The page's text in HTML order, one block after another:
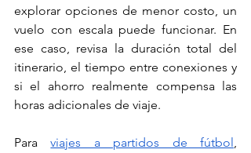
explorar opciones de menor costo, un
vuelo con escala puede funcionar. En
ese caso, revisa la duración total del
itinerario, el tiempo entre conexiones y
si el ahorro realmente compensa las
horas adicionales de viaje.
Para viajes a partidos de fútbol,